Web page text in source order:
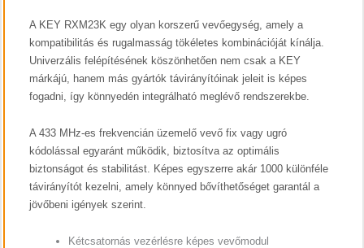
A KEY RXM23K egy olyan korszerű vevőegység, amely a
kompatibilitás és rugalmasság tökéletes kombinációját kínálja.
Univerzális felépítésének köszönhetően nem csak a KEY
márkájú, hanem más gyártók távirányítóinak jeleit is képes
fogadni, így könnyedén integrálható meglévő rendszerekbe.
A 433 MHz-es frekvencián üzemelő vevő fix vagy ugró
kódolással egyaránt működik, biztosítva az optimális
biztonságot és stabilitást. Képes egyszerre akár 1000 különféle
távirányítót kezelni, amely könnyed bővíthetőséget garantál a
jövőbeni igények szerint.
Kétcsatornás vezérlésre képes vevőmodul